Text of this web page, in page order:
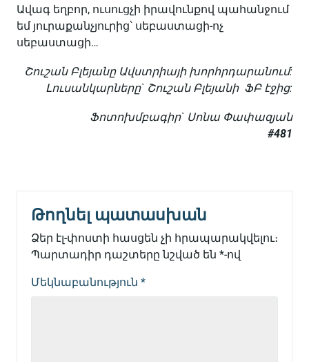
Ավագ եղբոր, ուսուցչի իրավունքով պահանջում
եմ յուրաքանչյուրից՝ սեբաստացի-ոչ
սեբաստացի…
Շուշան Բլեյանը Ավստրիայի խորհրդարանում:
Լուսանկարները` Շուշան Բլեյանի ՖԲ էջից:
Ֆոտոխմբագիր` Սոնա Փափազյան
#481
Թողնել պատասխան
Ձեր էլ-փոստի հասցեն չի հրապարակվելու։
Պարտադիր դաշտերը նշված են *-ով
Մեկնաբանություն *